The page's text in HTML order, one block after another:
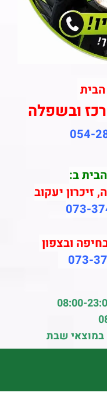
ובשפלה
054-
ב:
זיכרון יעקוב
073-
ובצפון
073-
במוצאי שבת